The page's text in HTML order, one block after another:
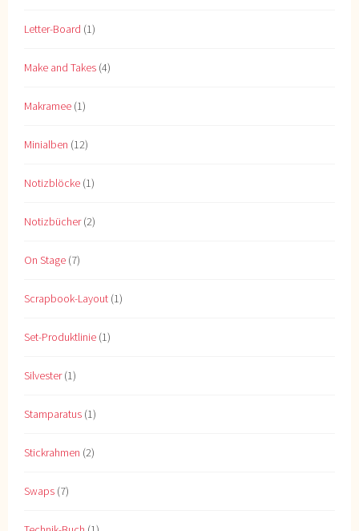
Letter-Board (1)
Make and Takes (4)
Makramee (1)
Minialben (12)
Notizblöcke (1)
Notizbücher(2)
On Stage (7)
Scrapbook-Layout (1)
Set-Produktlinie (1)
Silvester(1)
Stamparatus (1)
Stickrahmen (2)
Swaps (7)